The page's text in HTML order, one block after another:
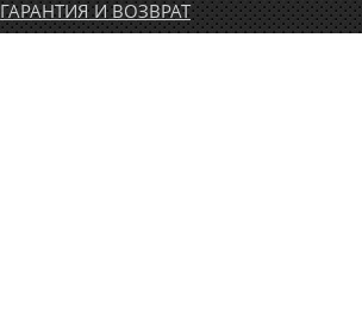
ГАРАНТИЯ И ВОЗВРАТ